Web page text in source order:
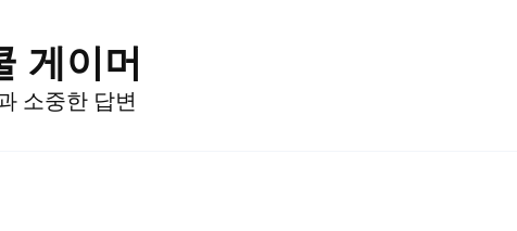
게이머
소중한 답변